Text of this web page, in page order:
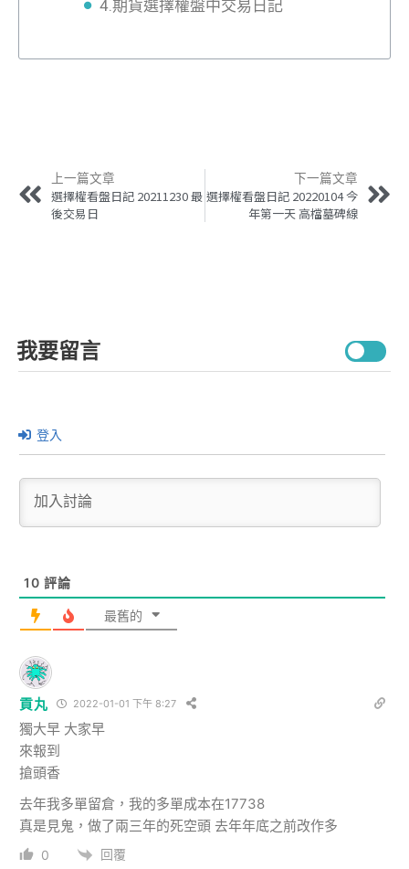
4.期貨選擇權盤中交易日記
上一篇文章
選擇權看盤日記 20211230 最
後交易日
下一篇文章
選擇權看盤日記 20220104 今
年第一天 高檔墓碑線
我要留言
登入
10 評論
最舊的
貢丸 2022-01-01 下午 8:27
獨大早 大家早
來報到
搶頭香
去年我多單留倉，我的多單成本在17738
真是見鬼，做了兩三年的死空頭 去年年底之前改作多
0 回覆